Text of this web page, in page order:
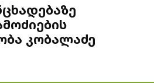
კობალაძე